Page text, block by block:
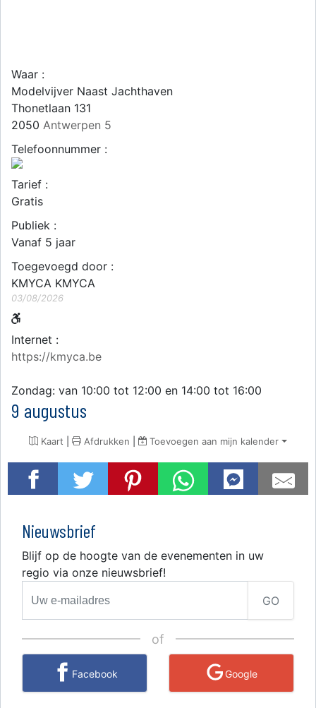
Waar :
Modelvijver Naast Jachthaven
Thonetlaan 131
2050 Antwerpen 5
Telefoonnummer :
Tarief :
Gratis
Publiek :
Vanaf 5 jaar
Toegevoegd door :
KMYCA KMYCA
03/08/2026
Internet :
https://kmyca.be
Zondag: van 10:00 tot 12:00 en 14:00 tot 16:00
9 augustus
Kaart | Afdrukken | Toevoegen aan mijn kalender
Nieuwsbrief
Blijf op de hoogte van de evenementen in uw
regio via onze nieuwsbrief!
GO
of
Facebook Google